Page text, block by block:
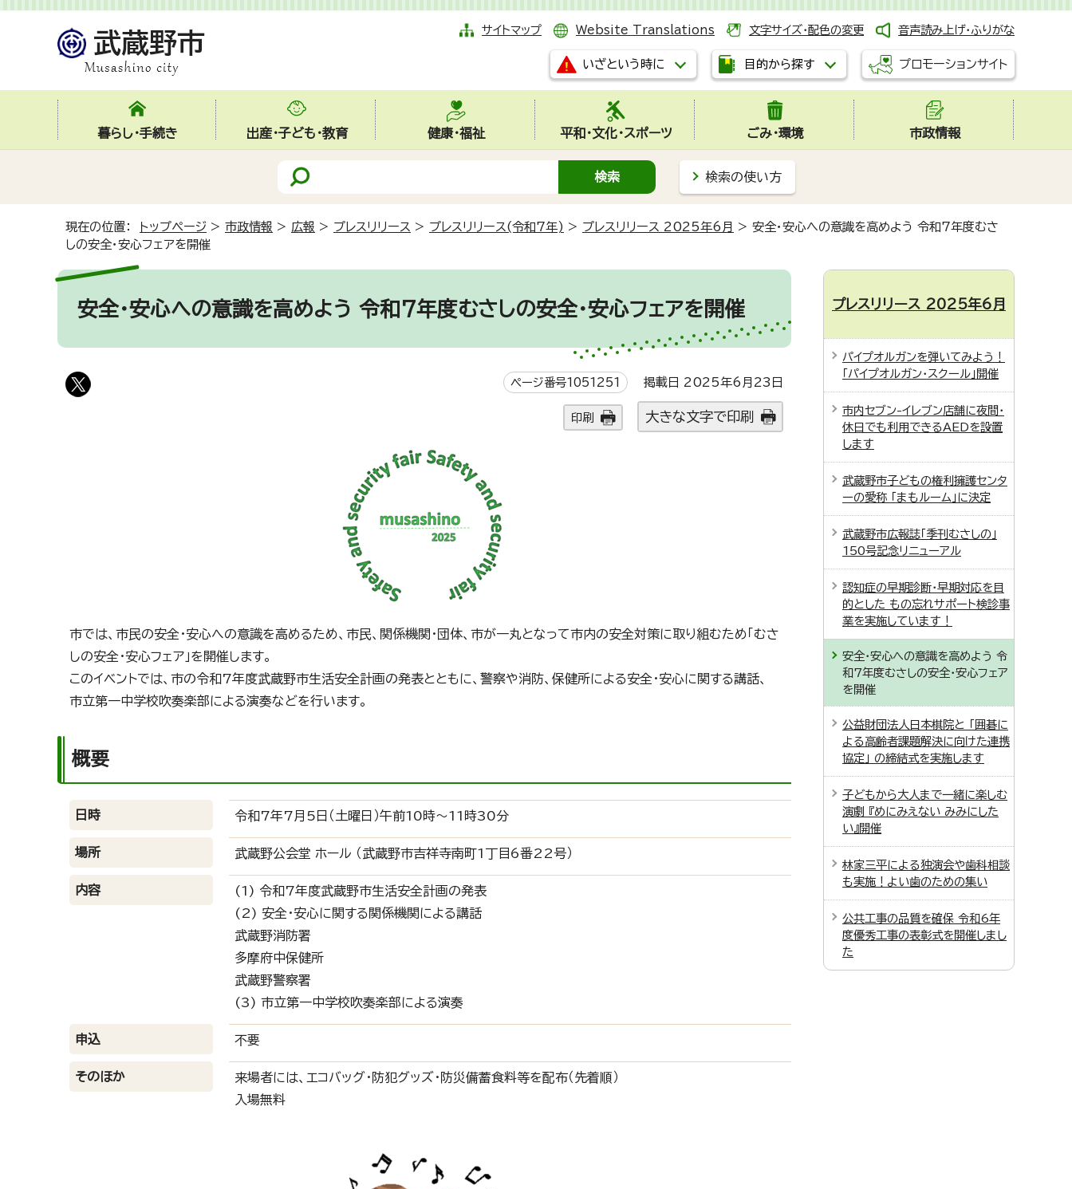
サイトマップ Website Translations 文字サイズ・配色の変更 音声読み上げ・ふりがな
いざという時に 目的から探す プロモーションサイト
暮らし・手続き 出産・子ども・教育 健康・福祉 平和・文化・スポーツ ごみ・環境 市政情報
検索の使い方
現在の位置： トップページ > 市政情報 > 広報 > プレスリリース > プレスリリース(令和7年) > プレスリリース 2025年6月 > 安全・安心への意識を高めよう 令和7年度むさ
しの安全・安心フェアを開催
安全・安心への意識を高めよう 令和7年度むさしの安全・安心フェアを開催
ページ番号1051251 掲載日 2025年6月23日
印刷 大きな文字で印刷
市では、市民の安全・安心への意識を高めるため、市民、関係機関・団体、市が一丸となって市内の安全対策に取り組むため「むさ
しの安全・安心フェア」を開催します。
このイベントでは、市の令和7年度武蔵野市生活安全計画の発表とともに、警察や消防、保健所による安全・安心に関する講話、
市立第一中学校吹奏楽部による演奏などを行います。
概要
日時 令和7年7月5日（土曜日）午前10時～11時30分
場所 武蔵野公会堂 ホール （武蔵野市吉祥寺南町1丁目6番22号）
内容
(1) 令和7年度武蔵野市生活安全計画の発表
(2) 安全・安心に関する関係機関による講話
武蔵野消防署
多摩府中保健所
武蔵野警察署
(3) 市立第一中学校吹奏楽部による演奏
申込 不要
そのほか
来場者には、エコバッグ・防犯グッズ・防災備蓄食料等を配布（先着順）
入場無料
プレスリリース 2025年6月
パイプオルガンを弾いてみよう！
「パイプオルガン・スクール」開催
市内セブン-イレブン店舗に夜間・
休日でも利用できるAEDを設置
します
武蔵野市子どもの権利擁護センタ
ーの愛称 「まもルーム」に決定
武蔵野市広報誌「季刊むさしの」
150号記念リニューアル
認知症の早期診断・早期対応を目
的とした もの忘れサポート検診事
業を実施しています！
安全・安心への意識を高めよう 令
和7年度むさしの安全・安心フェア
を開催
公益財団法人日本棋院と 「囲碁に
よる高齢者課題解決に向けた連携
協定」 の締結式を実施します
子どもから大人まで一緒に楽しむ
演劇 『めにみえない みみにした
い』開催
林家三平による独演会や歯科相談
も実施！よい歯のための集い
公共工事の品質を確保 令和6年
度優秀工事の表彰式を開催しまし
た